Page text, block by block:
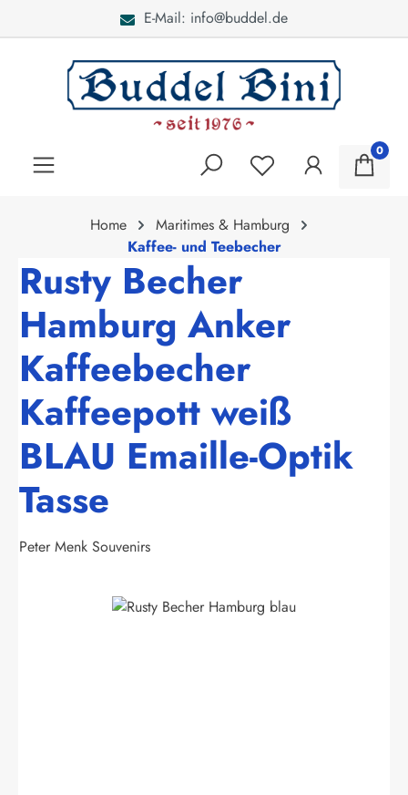
E-Mail: info@buddel.de
0
Home
Maritimes & Hamburg
Kaffee- und Teebecher
Rusty Becher
Hamburg Anker
Kaffeebecher
Kaffeepott weiß
BLAU Emaille-Optik
Tasse
Peter Menk Souvenirs
Bildergalerie überspringen